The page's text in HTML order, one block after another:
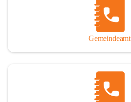
Gemeindeamt